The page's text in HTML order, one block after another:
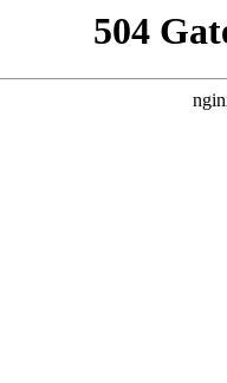
504